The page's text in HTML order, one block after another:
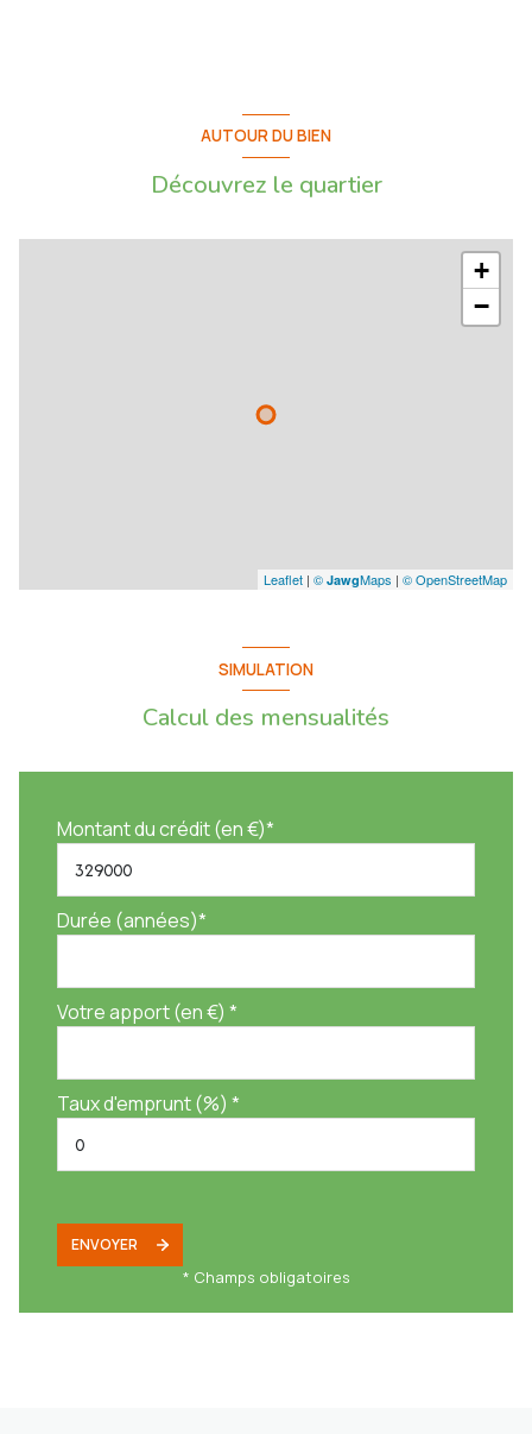
AUTOUR DU BIEN
Découvrez le quartier
+
−
Leaflet | © JawgMaps | © OpenStreetMap
SIMULATION
Calcul des mensualités
Montant du crédit (en €)*
Durée (années)*
Votre apport (en €) *
Taux d'emprunt (%) *
ENVOYER
* Champs obligatoires